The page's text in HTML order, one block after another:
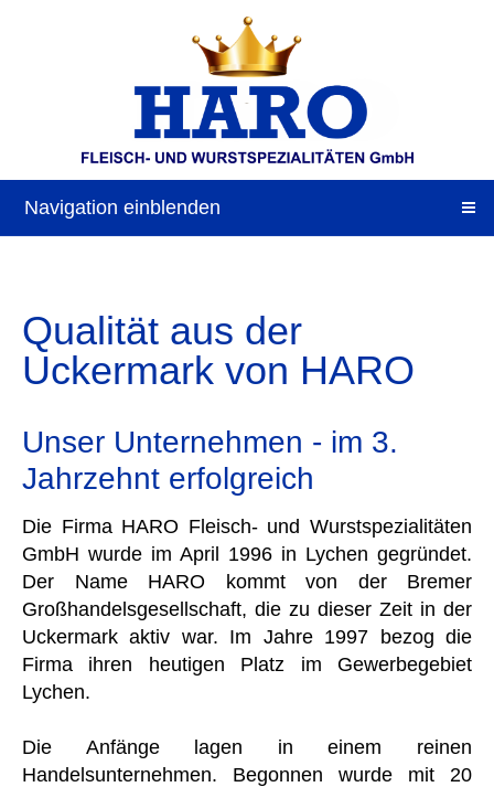
Navigation einblenden
Qualität aus der
Uckermark von HARO
Unser Unternehmen - im 3.
Jahrzehnt erfolgreich
Die Firma HARO Fleisch- und Wurstspezialitäten
GmbH wurde im April 1996 in Lychen gegründet.
Der Name HARO kommt von der Bremer
Großhandelsgesellschaft, die zu dieser Zeit in der
Uckermark aktiv war. Im Jahre 1997 bezog die
Firma ihren heutigen Platz im Gewerbegebiet
Lychen.
Die Anfänge lagen in einem reinen
Handelsunternehmen. Begonnen wurde mit 20